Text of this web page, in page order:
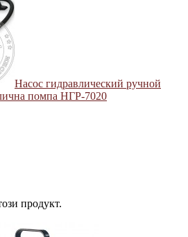
Насос гидравлический ручной
помпа НГР-7020
продукт.